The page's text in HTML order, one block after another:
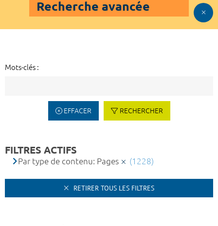
Recherche avancée
Mots-clés :
EFFACER RECHERCHER
FILTRES ACTIFS
Par type de contenu: Pages (1228)
RETIRER TOUS LES FILTRES